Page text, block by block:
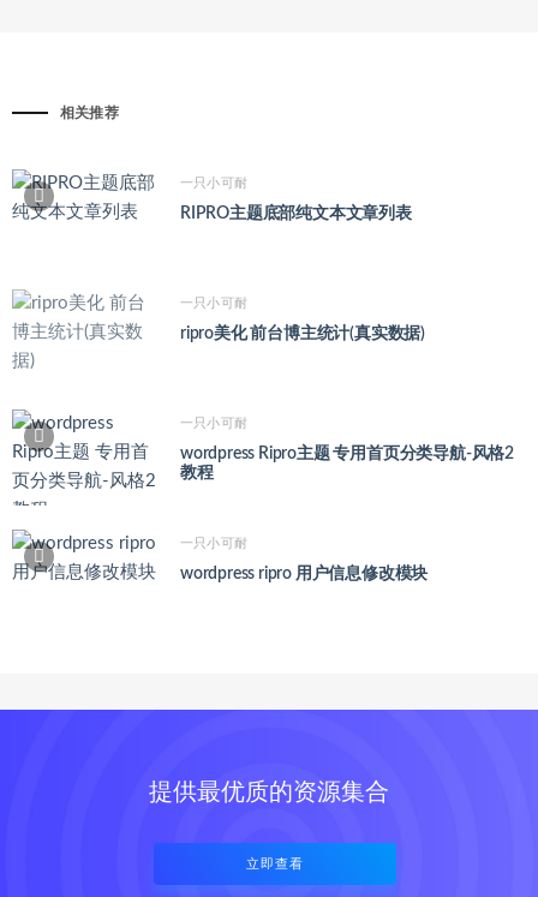
相关推荐
一只小可耐
RIPRO主题底部纯文本文章列表
一只小可耐
ripro美化 前台博主统计(真实数据)
一只小可耐
wordpress Ripro主题 专用首页分类导航-风格2
教程
一只小可耐
wordpress ripro 用户信息修改模块
提供最优质的资源集合
立即查看